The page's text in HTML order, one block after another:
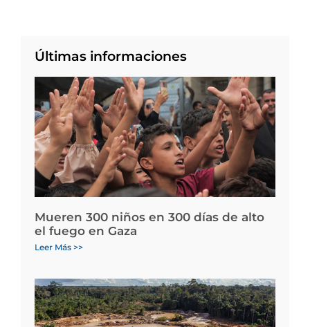
Últimas informaciones
Mueren 300 niños en 300 días de alto
el fuego en Gaza
Leer Más >>